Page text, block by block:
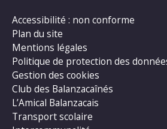
Accessibilité : non conforme
Plan du site
Mentions légales
Politique de protection des
Gestion des cookies
Club des Balanzacaînés
L’Amical Balanzacais
Transport scolaire